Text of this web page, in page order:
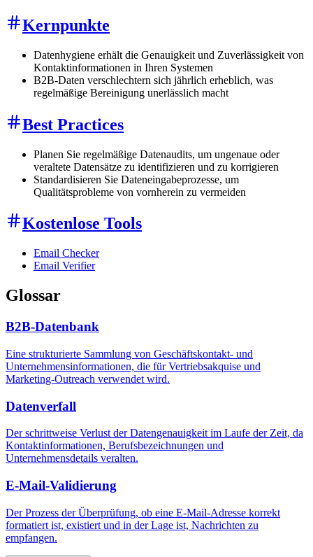
Kernpunkte
Datenhygiene erhält die Genauigkeit und Zuverlässigkeit von
Kontaktinformationen in Ihren Systemen
B2B-Daten verschlechtern sich jährlich erheblich, was
regelmäßige Bereinigung unerlässlich macht
Best Practices
Planen Sie regelmäßige Datenaudits, um ungenaue oder
veraltete Datensätze zu identifizieren und zu korrigieren
Standardisieren Sie Dateneingabeprozesse, um
Qualitätsprobleme von vornherein zu vermeiden
Kostenlose Tools
Email Checker
Email Verifier
Glossar
B2B-Datenbank
Eine strukturierte Sammlung von Geschäftskontakt- und
Unternehmensinformationen, die für Vertriebsakquise und
Marketing-Outreach verwendet wird.
Datenverfall
Der schrittweise Verlust der Datengenauigkeit im Laufe der Zeit, da
Kontaktinformationen, Berufsbezeichnungen und
Unternehmensdetails veralten.
E-Mail-Validierung
Der Prozess der Überprüfung, ob eine E-Mail-Adresse korrekt
formatiert ist, existiert und in der Lage ist, Nachrichten zu
empfangen.